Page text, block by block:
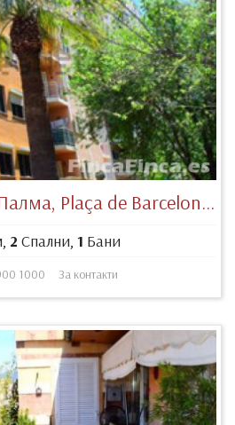
Продава къща в Палма, Plaça de Barcelona, 07011 Palma, Illes Balears, España
2 Спални, 1 Бани
1000 За контакти